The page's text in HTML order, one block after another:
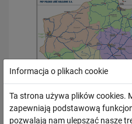
Informacja o plikach cookie
Ta strona używa plików cookies.
zapewniają podstawową
pozwalają nam ulepszać nasze